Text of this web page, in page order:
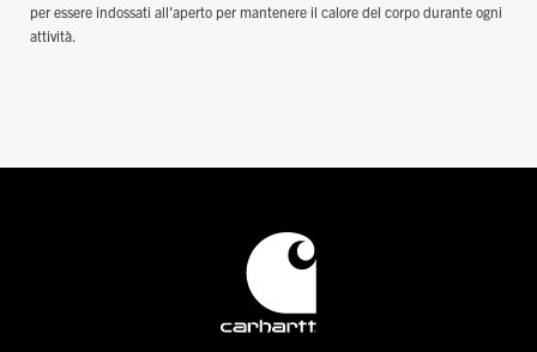
per essere indossati all’aperto per mantenere il calore del corpo durante ogni
attività.